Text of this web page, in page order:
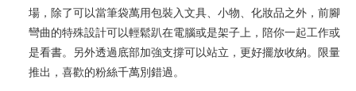
JKOPAY
Easy Wallet
AFTEE代金後払い
場，除了可以當筆袋萬用包裝入文具、小物、化妝品之外，前腳
彎曲的特殊設計可以輕鬆趴在電腦或是架子上，陪你一起工作或
是看書。另外透過底部加強支撐可以站立，更好擺放收納。限量
推出，喜歡的粉絲千萬別錯過。